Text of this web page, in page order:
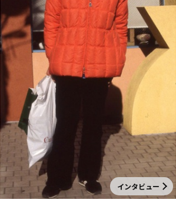
インタビュー